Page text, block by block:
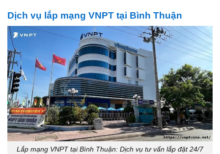
Dịch vụ lắp mạng VNPT tại Bình Thuận
Lắp mạng VNPT tại Bình Thuận: Dịch vụ tư vấn lắp đặt 24/7